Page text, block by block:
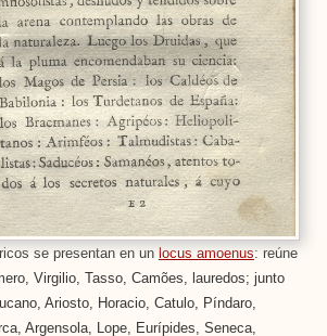
se presentan en un locus amoenus: reúne
Virgilio, Tasso, Camões, lauredos; junto
Ariosto, Horacio, Catulo, Píndaro,
Argensola, Lope, Eurípides, Seneca,